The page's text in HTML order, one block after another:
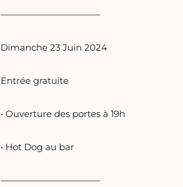
———————————
Dimanche 23 Juin 2024
Entrée gratuite
• Ouverture des portes à 19h
• Hot Dog au bar
———————————